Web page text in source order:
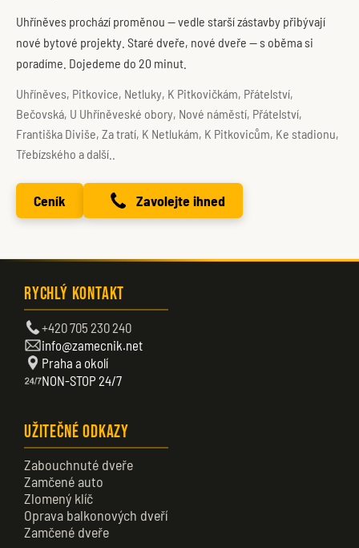
Uhříněves prochází proměnou — vedle starší zástavby přibývají
nové bytové projekty. Staré dveře, nové dveře — s oběma si
poradíme. Dojedeme do 20 minut.
Uhříněves, Pitkovice, Netluky, K Pitkovičkám, Přátelství,
Bečovská, U Uhříněveské obory, Nové náměstí, Přátelství,
Františka Diviše, Za tratí, K Netlukám, K Pitkovicům, Ke stadionu,
Třebízského a další..
Ceník Zavolejte ihned
Rychlý kontakt
+420 705 230 240
info@zamecnik.net
Praha a okolí
NON-STOP 24/7
Užitečné odkazy
Zabouchnuté dveře
Zamčené auto
Zlomený klíč
Oprava balkonových dveří
Zamčené dveře